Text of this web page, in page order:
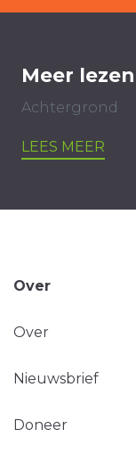
Meer
Achtergrond
LEES MEER
Over
Over
Nieuwsbrief
Doneer